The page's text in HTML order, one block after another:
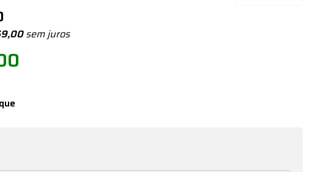
sem juros